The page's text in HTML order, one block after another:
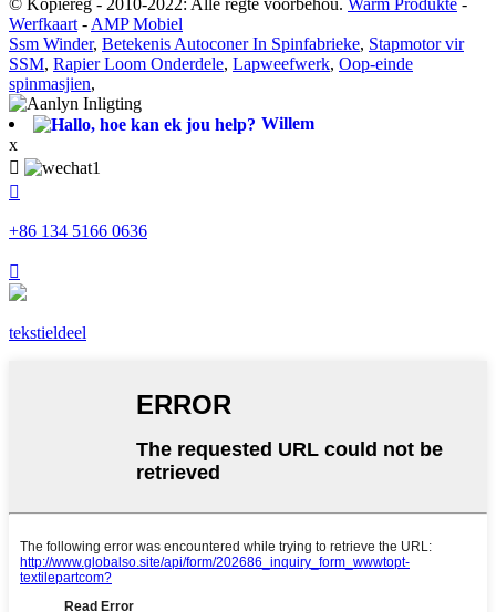
Werfkaart - AMP Mobiel
Ssm Winder, Betekenis Autoconer In Spinfabrieke, Stapmotor vir
SSM, Rapier Loom Onderdele, Lapweefwerk, Oop-einde
spinmasjien,
Willem
x


+86 134 5166 0636

tekstieldeel